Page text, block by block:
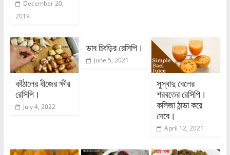
December 20,
2019
কাঁঠালের বীজের ক্ষীর
রেসিপি।
July 4, 2022
ডাব চিংড়ির রেসিপি।
June 5, 2021
সুস্বাদু বেলের
শরবতের রেসিপি।
কলিজা ঠান্ডা করে
দেবে।
April 12, 2021